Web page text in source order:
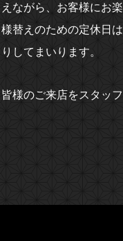
えながら、お客様にお
様替えのための定休日
りしてまいります。
皆様のご来店をスタッ